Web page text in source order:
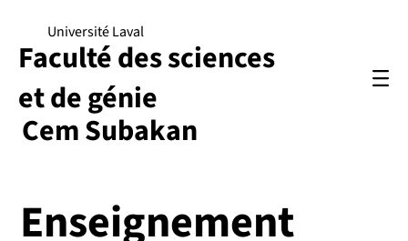
Cem Subakan
Université Laval
Faculté des sciences
et de génie
Enseignement